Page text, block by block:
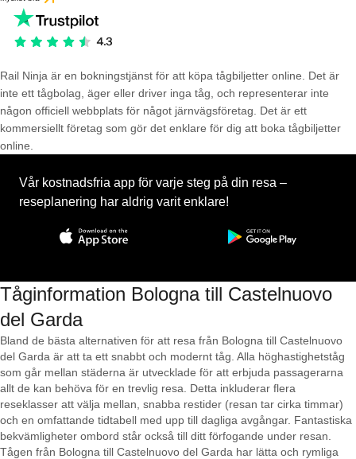
Rail Ninja är en bokningstjänst för att köpa tågbiljetter online. Det är
inte ett tågbolag, äger eller driver inga tåg, och representerar inte
någon officiell webbplats för något järnvägsföretag. Det är ett
kommersiellt företag som gör det enklare för dig att boka tågbiljetter
online.
Vår kostnadsfria app för varje steg på din resa –
reseplanering har aldrig varit enklare!
Tåginformation Bologna till Castelnuovo
del Garda
Bland de bästa alternativen för att resa från Bologna till Castelnuovo
del Garda är att ta ett snabbt och modernt tåg. Alla höghastighetståg
som går mellan städerna är utvecklade för att erbjuda passagerarna
allt de kan behöva för en trevlig resa. Detta inkluderar flera
reseklasser att välja mellan, snabba restider (resan tar cirka timmar)
och en omfattande tidtabell med upp till dagliga avgångar. Fantastiska
bekvämligheter ombord står också till ditt förfogande under resan.
Tågen från Bologna till Castelnuovo del Garda har lätta och rymliga